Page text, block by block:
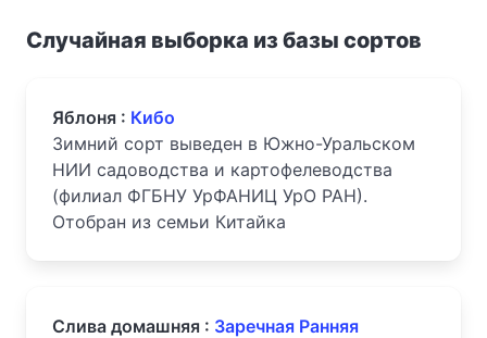
Случайная выборка из базы сортов
Яблоня : Кибо
Зимний сорт выведен в Южно-Уральском
НИИ садоводства и картофелеводства
(филиал ФГБНУ УрФАНИЦ УрО РАН).
Отобран из семьи Китайка
Слива домашняя : Заречная Ранняя